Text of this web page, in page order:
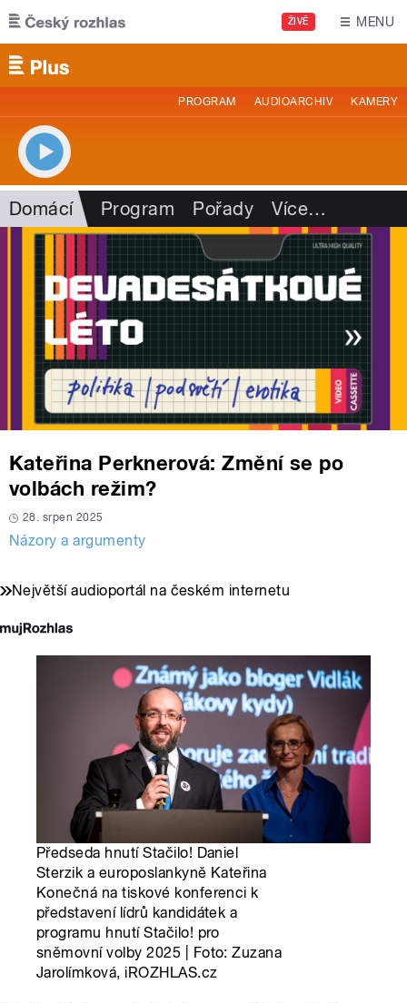
Přejít k hlavnímu obsahu
ŽIVĚ MENU
PROGRAM AUDIOARCHIV KAMERY
Domácí Program Pořady Více…
Kateřina Perknerová: Změní se po
volbách režim?
28. srpen 2025
Názory a argumenty
Největší audioportál na českém internetu
Předseda hnutí Stačilo! Daniel
Sterzik a europoslankyně Kateřina
Konečná na tiskové konferenci k
představení lídrů kandidátek a
programu hnutí Stačilo! pro
sněmovní volby 2025 | Foto: Zuzana
Jarolímková, iROZHLAS.cz